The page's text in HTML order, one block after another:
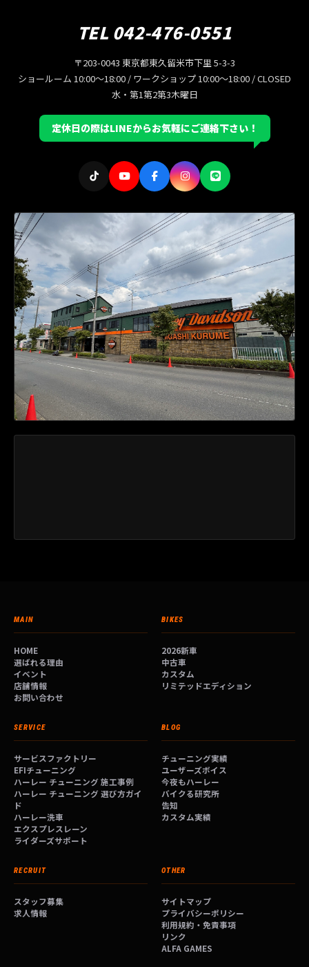
TEL 042-476-0551
〒203-0043 東京都東久留米市下里 5-3-3
ショールーム 10:00〜18:00 / ワークショップ 10:00〜18:00 / CLOSED
水・第1第2第3木曜日
定休日の際はLINEからお気軽にご連絡下さい！
MAIN
HOME
選ばれる理由
イベント
店舗情報
お問い合わせ
BIKES
2026新車
中古車
カスタム
リミテッドエディション
SERVICE
サービスファクトリー
EFIチューニング
ハーレー チューニング 施工事例
ハーレー チューニング 選び方ガイ
ド
ハーレー洗車
エクスプレスレーン
ライダーズサポート
BLOG
チューニング実績
ユーザーズボイス
今夜もハーレー
バイクる研究所
告知
カスタム実績
RECRUIT
スタッフ募集
求人情報
OTHER
サイトマップ
プライバシーポリシー
利用規約・免責事項
リンク
ALFA GAMES